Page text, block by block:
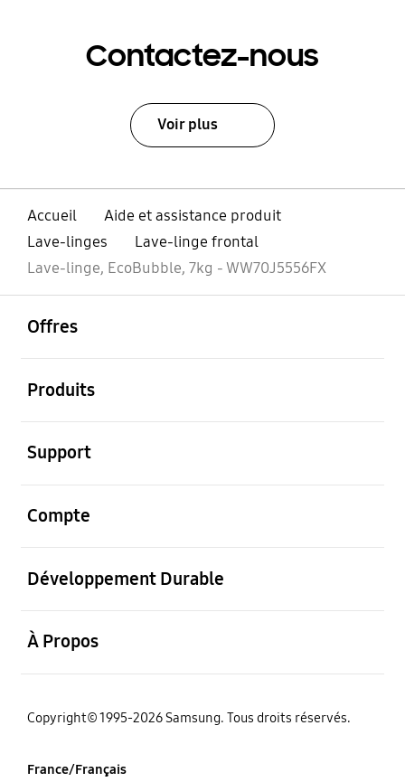
Contactez-nous
Voir plus
Accueil
Aide et assistance produit
Lave-linges
Lave-linge frontal
Lave-linge, EcoBubble, 7kg - WW70J5556FX
Offres
Produits
Support
Compte
Développement Durable
À Propos
‌Copyright© 1995-2026 Samsung. Tous droits réservés.
France/Français